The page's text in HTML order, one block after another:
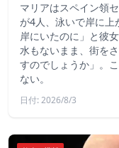
マリアはスペイン領
が4人、泳いで岸に
岸にいたのに」と彼
水もないまま、街を
すのでしょうか」。
ない。
日付: 2026/8/3